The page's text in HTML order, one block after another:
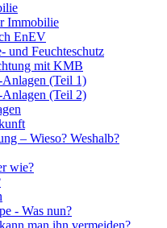
Immobilie
EnEV
und Feuchteschutz
mit KMB
Anlagen (Teil 1)
Anlagen (Teil 2)
– Wieso? Weshalb?
wie?
- Was nun?
man ihn vermeiden?